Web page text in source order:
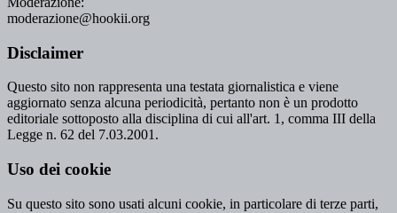
moderazione@hookii.org
Disclaimer
Questo sito non rappresenta una testata giornalistica e viene
aggiornato senza alcuna periodicità, pertanto non è un prodotto
editoriale sottoposto alla disciplina di cui all'art. 1, comma III della
Legge n. 62 del 7.03.2001.
Uso dei cookie
Su questo sito sono usati alcuni cookie, in particolare di terze parti,